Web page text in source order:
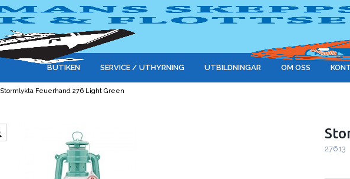
BUTIKEN SERVICE / UTHYRNING UTBILDNINGAR OM OSS
Stormlykta Feuerhand 276 Light Green
27613